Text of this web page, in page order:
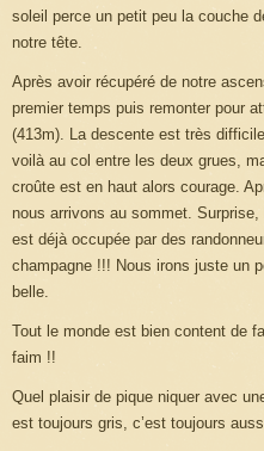
soleil perce un petit peu la couche
notre tête.
Après avoir récupéré de notre
premier temps puis remonter pour
(413m). La descente est très
voilà au col entre les deux grues,
croûte est en haut alors courage.
nous arrivons au sommet.
est déjà occupée par des
champagne !!! Nous irons juste un
belle.
Tout le monde est bien content de
faim !!
Quel plaisir de pique niquer avec
est toujours gris, c’est toujours